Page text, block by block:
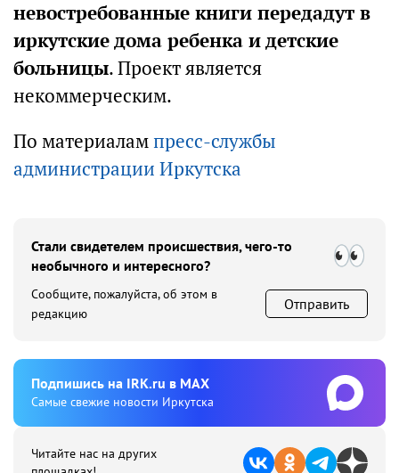
невостребованные книги передадут в
иркутские дома ребенка и детские
больницы. Проект является
некоммерческим.
По материалампресс-службы
администрации Иркутска
Стали свидетелем происшествия, чего-то
необычного и интересного?
Сообщите, пожалуйста, об этом в
редакцию
Отправить
Подпишиcь на IRK.ru в MAX
Cамые свежие новости Иркутска
Читайте нас на других